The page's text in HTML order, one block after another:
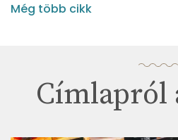
Még több cikk
Címlapról